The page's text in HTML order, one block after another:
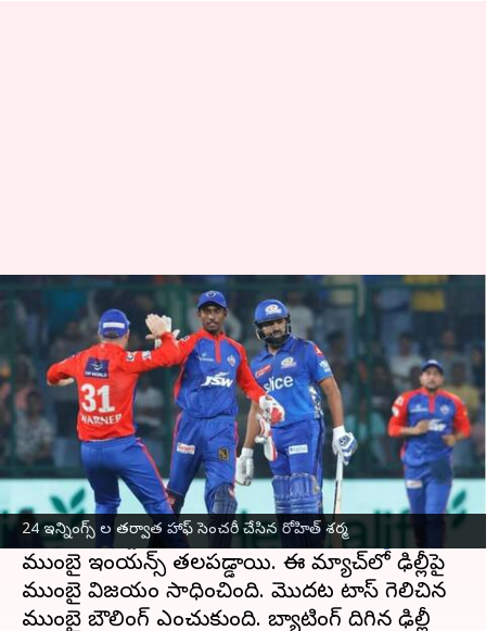
24 ఇన్నింగ్స్ ల తర్వాత హాఫ్ సెంచరీ చేసిన రోహిత్ శర్మ
IPL 2023: ఐపీఎల్ లో బోణీ చేసిన
ముంబై ఇండియన్స్
వ్రాసిన వారు Jayachandra Akuri Apr 11, 2023 11:26 pm
ఈ వార్తాకథనం ఏంటి
2023 ఇండియన్ ప్రీమియర్ లీగ్ లో ముంబై ఇండియన్స్
ఎట్టకేలకు బోణీ కొట్టింది.
అరుణ్ జైట్లీ స్టేడియంలో మంగళవారంఢిల్లీ క్యాపిటల్స్
,
ముంబై ఇండియన్స్ తలపడ్డాయి. ఈ మ్యాచ్‌లో ఢిల్లీపై
ముంబై విజయం సాధించింది. మొదట టాస్ గెలిచిన
ముంబై బౌలింగ్ ఎంచుకుంది. బ్యాటింగ్ దిగిన ఢిల్లీ